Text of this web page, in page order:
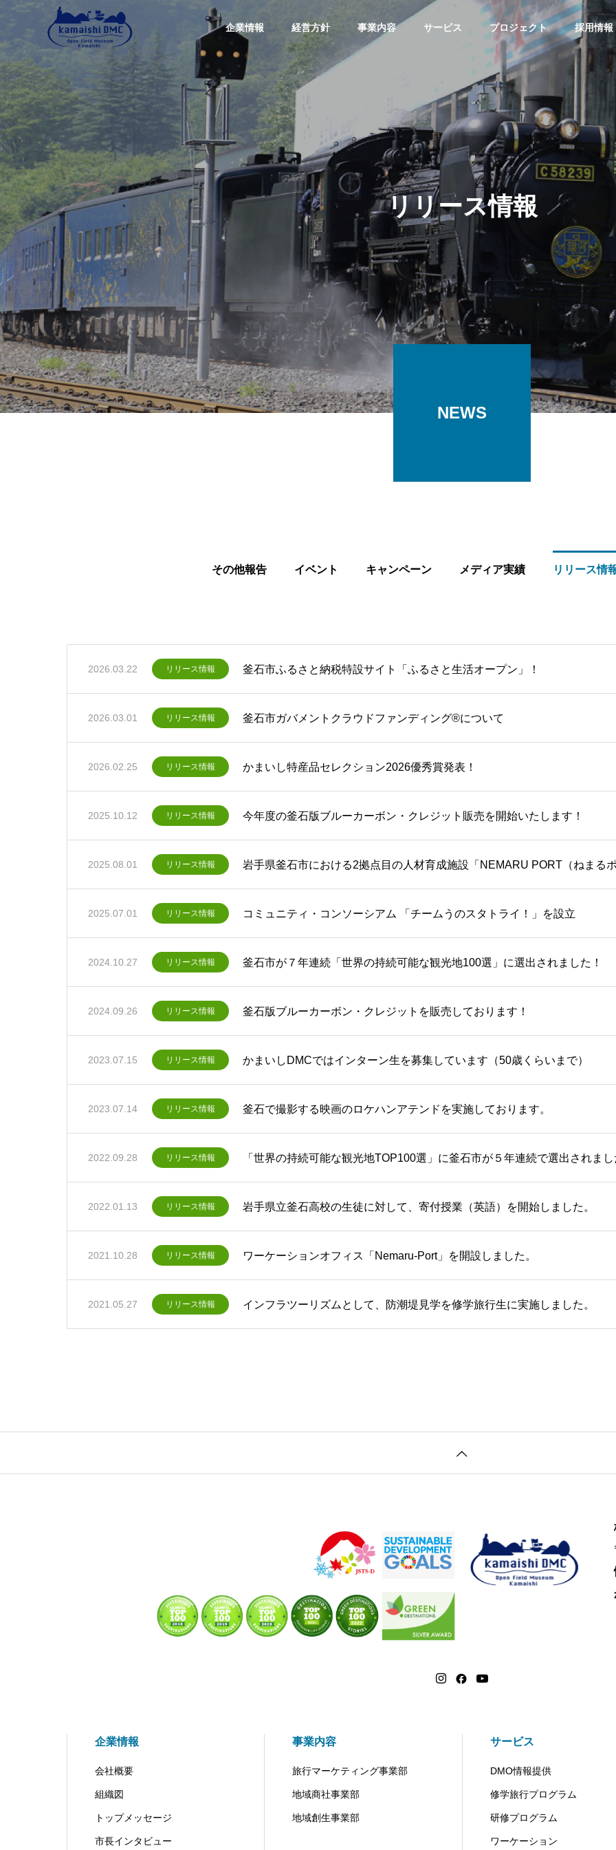
企業情報 経営方針 事業内容 サービス プロジェクト 採用情報
リリース情報
NEWS
その他報告 イベント キャンペーン メディア実績 リリース情
2026.03.22 リリース情報 釜石市ふるさと納税特設サイト「ふるさと生活オープン」！
2026.03.01 リリース情報 釜石市ガバメントクラウドファンディング®について
2026.02.25 リリース情報 かまいし特産品セレクション2026優秀賞発表！
2025.10.12 リリース情報 今年度の釜石版ブルーカーボン・クレジット販売を開始いたします！
2025.08.01 リリース情報 岩手県釜石市における2拠点目の人材育成施設「NEMARU PORT（ねまる
2025.07.01 リリース情報 コミュニティ・コンソーシアム 「チームうのスタトライ！」を設立
2024.10.27 リリース情報 釜石市が７年連続「世界の持続可能な観光地100選」に選出されました！
2024.09.26 リリース情報 釜石版ブルーカーボン・クレジットを販売しております！
2023.07.15 リリース情報 かまいしDMCではインターン生を募集しています（50歳くらいまで）
2023.07.14 リリース情報 釜石で撮影する映画のロケハンアテンドを実施しております。
2022.09.28 リリース情報 「世界の持続可能な観光地TOP100選」に釜石市が５年連続で選出されま
2022.01.13 リリース情報 岩手県立釜石高校の生徒に対して、寄付授業（英語）を開始しました。
2021.10.28 リリース情報 ワーケーションオフィス「Nemaru-Port」を開設しました。
2021.05.27 リリース情報 インフラツーリズムとして、防潮堤見学を修学旅行生に実施しました。
企業情報
会社概要
組織図
トップメッセージ
市長インタビュー
事業内容
旅行マーケティング事業部
地域商社事業部
地域創生事業部
サービス
DMO情報提供
修学旅行プログラム
研修プログラム
ワーケーション